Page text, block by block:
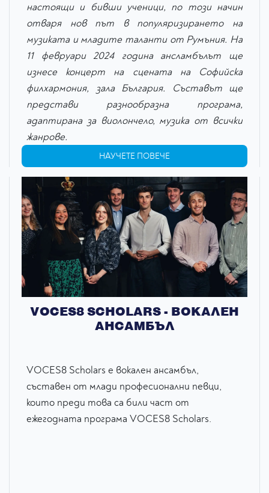
настоящи и бивши ученици, по този начин
отваря нов път в популяризирането на
музиката и младите таланти от Румъния. На
11 февруари 2024 година ансламбълът ще
изнесе концерт на сцената на Софийска
филхармония, зала България. Съставът ще
представи разнообразна програма,
адаптирана за виолончело, музика от всички
жанрове.
НАУЧЕТЕ ПОВЕЧЕ
VOCES8 SCHOLARS - ВОКАЛЕН
АНСАМБЪЛ
VOCES8 Scholars е вокален ансамбъл,
съставен от млади професионални певци,
които преди това са били част от
ежегодната програма VOCES8 Scholars.